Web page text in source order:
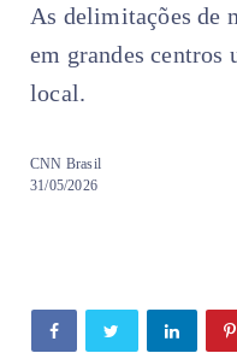
As delimitações de
em grandes centros
local.
CNN Brasil
31/05/2026